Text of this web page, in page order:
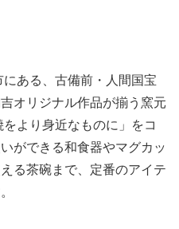
ある、古備前・人間国宝
オリジナル作品が揃う窯元
より身近なものに」をコ
ができる和食器やマグカッ
る茶碗まで、定番のアイテ